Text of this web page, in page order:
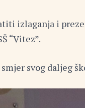
izlaganja i
“Vitez”.
svog daljeg